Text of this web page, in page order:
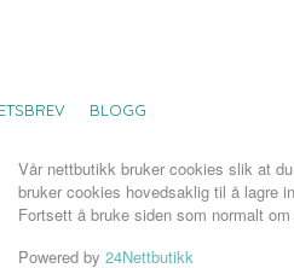
BLOGG
Vår nettbutikk bruker cookies slik at
bruker cookies hovedsaklig til å lagre
Fortsett å bruke siden som normalt
Powered by 24Nettbutikk